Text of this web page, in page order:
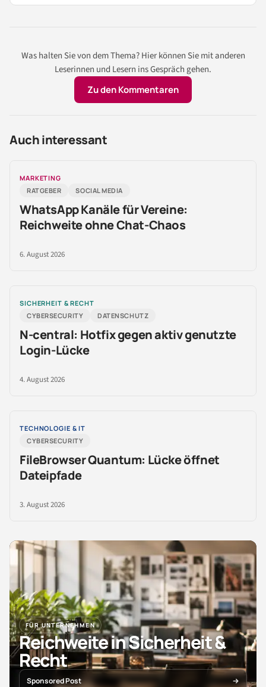
Was halten Sie von dem Thema? Hier können Sie mit anderen
Leserinnen und Lesern ins Gespräch gehen.
Zu den Kommentaren
Auch interessant
MARKETING
RATGEBER
SOCIAL MEDIA
WhatsApp Kanäle für Vereine:
Reichweite ohne Chat-Chaos
6. August 2026
SICHERHEIT & RECHT
CYBERSECURITY
DATENSCHUTZ
N-central: Hotfix gegen aktiv genutzte
Login-Lücke
4. August 2026
TECHNOLOGIE & IT
CYBERSECURITY
FileBrowser Quantum: Lücke öffnet
Dateipfade
3. August 2026
FÜR UNTERNEHMEN
Reichweite in Sicherheit &
Recht
Sponsored Post